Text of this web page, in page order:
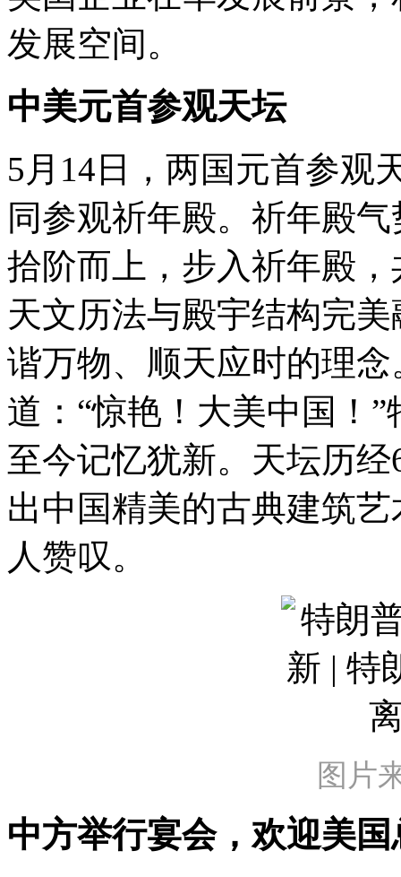
发展空间。
中美元首参观天坛
5月14日，两国元首参观
同参观祈年殿。祈年殿
拾阶而上，步入祈年殿
天文历法与殿宇结构完
谐万物、顺天应时的理
道：“惊艳！大美中国！
至今记忆犹新。天坛历
出中国精美的古典建筑
人赞叹。
图片
中方举行宴会，欢迎美